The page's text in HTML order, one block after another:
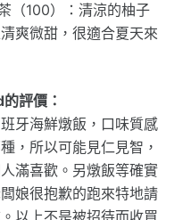
（100）：清涼的柚子
爽微甜，很適合夏天來
評價：
牙海鮮燉飯，口味質感
，所以可能見仁見智，
滿喜歡。另燉飯等確實
娘很抱歉的跑來特地請